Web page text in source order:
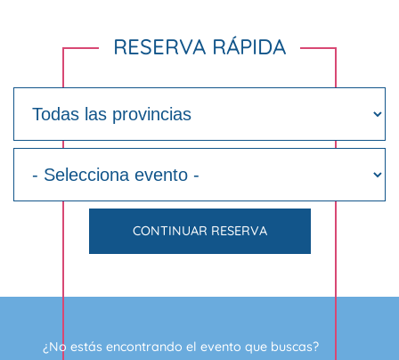
RESERVA RÁPIDA
CONTINUAR RESERVA
¿No estás encontrando el evento que buscas?